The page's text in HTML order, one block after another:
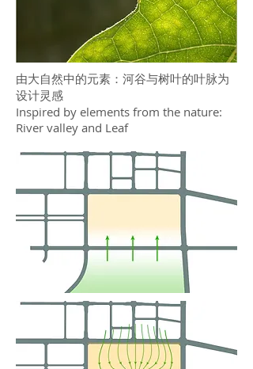
由大自然中的元素：河谷与树叶的叶脉为
设计灵感
Inspired by elements from the nature:
River valley and Leaf